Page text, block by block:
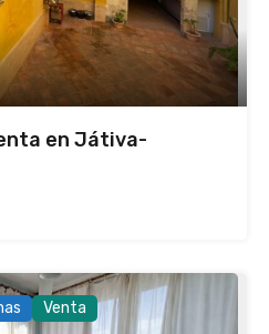
en Játiva-
Venta